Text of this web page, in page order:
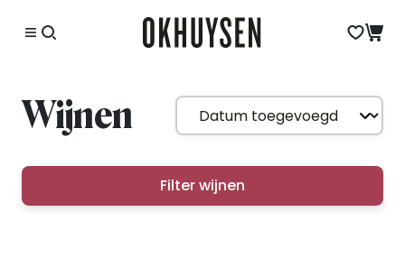
Wijnen
Filter wijnen